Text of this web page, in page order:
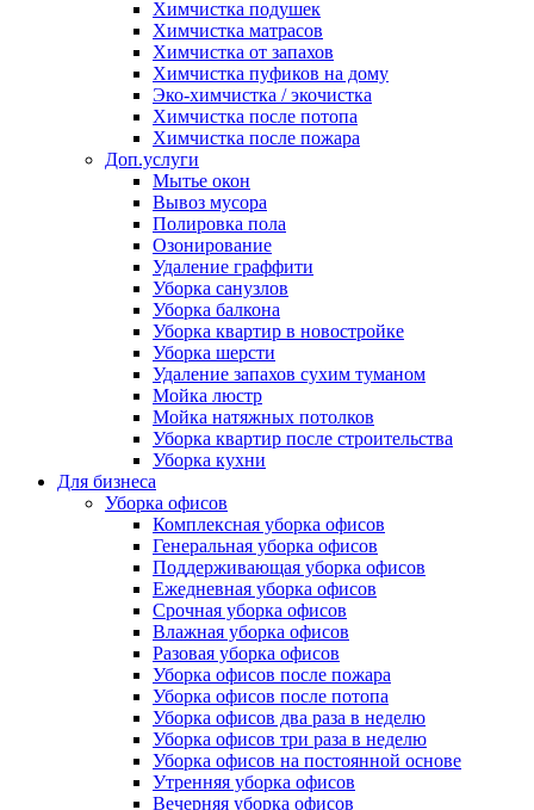
Химчистка подушек
Химчистка матрасов
Химчистка от запахов
Химчистка пуфиков на дому
Эко-химчистка / экочистка
Химчистка после потопа
Химчистка после пожара
Доп.услуги
Мытье окон
Вывоз мусора
Полировка пола
Озонирование
Удаление граффити
Уборка санузлов
Уборка балкона
Уборка квартир в новостройке
Уборка шерсти
Удаление запахов сухим туманом
Мойка люстр
Мойка натяжных потолков
Уборка квартир после строительства
Уборка кухни
Для бизнеса
Уборка офисов
Комплексная уборка офисов
Генеральная уборка офисов
Поддерживающая уборка офисов
Ежедневная уборка офисов
Срочная уборка офисов
Влажная уборка офисов
Разовая уборка офисов
Уборка офисов после пожара
Уборка офисов после потопа
Уборка офисов два раза в неделю
Уборка офисов три раза в неделю
Уборка офисов на постоянной основе
Утренняя уборка офисов
Вечерняя уборка офисов